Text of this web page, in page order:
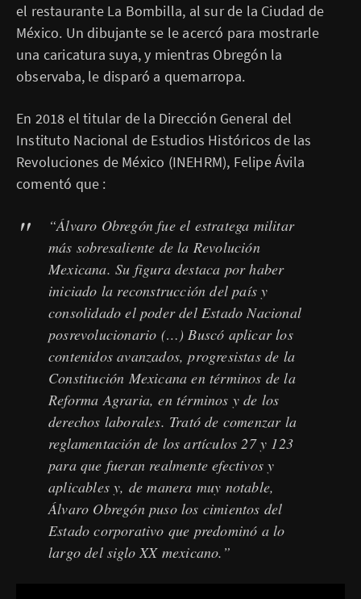
el restaurante La Bombilla, al sur de la Ciudad de
México. Un dibujante se le acercó para mostrarle
una caricatura suya, y mientras Obregón la
observaba, le disparó a quemarropa.
En 2018 el titular de la Dirección General del
Instituto Nacional de Estudios Históricos de las
Revoluciones de México (INEHRM), Felipe Ávila
comentó que :
“Álvaro Obregón fue el estratega militar
más sobresaliente de la Revolución
Mexicana. Su figura destaca por haber
iniciado la reconstrucción del país y
consolidado el poder del Estado Nacional
posrevolucionario (…) Buscó aplicar los
contenidos avanzados, progresistas de la
Constitución Mexicana en términos de la
Reforma Agraria, en términos y de los
derechos laborales. Trató de comenzar la
reglamentación de los artículos 27 y 123
para que fueran realmente efectivos y
aplicables y, de manera muy notable,
Álvaro Obregón puso los cimientos del
Estado corporativo que predominó a lo
largo del siglo XX mexicano.”